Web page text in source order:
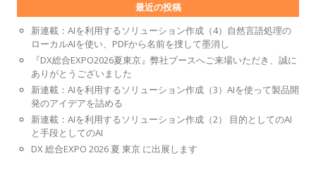
最近の投稿
新連載：AIを利用するソリューション作成（4）自然言語処理の
ローカルAIを使い、PDFから名前を捜して墨消し
『DX総合EXPO2026夏東京』弊社ブースへご来場いただき、誠に
ありがとうございました
新連載：AIを利用するソリューション作成（3）AIを使って製品開
発のアイデアを詰める
新連載：AIを利用するソリューション作成（2） 目的としてのAI
と手段としてのAI
DX 総合EXPO 2026 夏 東京 に出展します